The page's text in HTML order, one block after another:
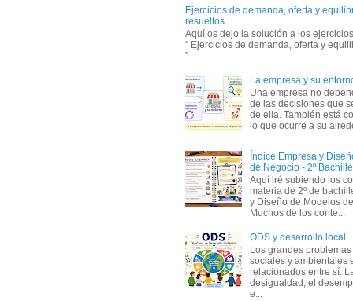
Ejercicios de demanda, oferta y
resueltos
Aquí os dejo la solución a los
“ Ejercicios de demanda, oferta y
”
La empresa y su
Una empresa no
de las decisiones que
de ella. También está
lo que ocurre a su
Índice Empresa y
de Negocio - 2º
Aquí iré subiendo los
materia de 2º de
y Diseño de Modelos
Muchos de los conte...
ODS y desarrollo local
Los grandes
sociales y ambientales
relacionados entre sí.
desigualdad, el
e...